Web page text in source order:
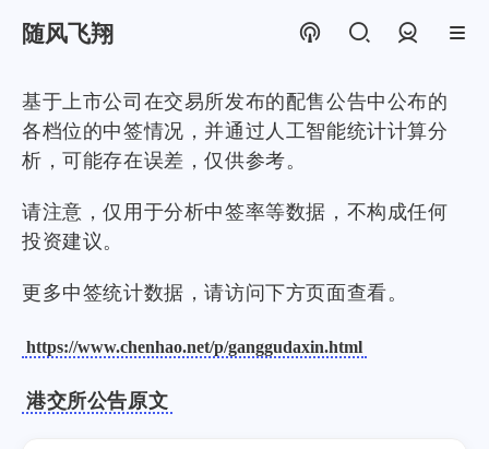
随风飞翔
基于上市公司在交易所发布的配售公告中公布的
各档位的中签情况，并通过人工智能统计计算分
析，可能存在误差，仅供参考。
请注意，仅用于分析中签率等数据，不构成任何
投资建议。
更多中签统计数据，请访问下方页面查看。
https://www.chenhao.net/p/ganggudaxin.html
港交所公告原文